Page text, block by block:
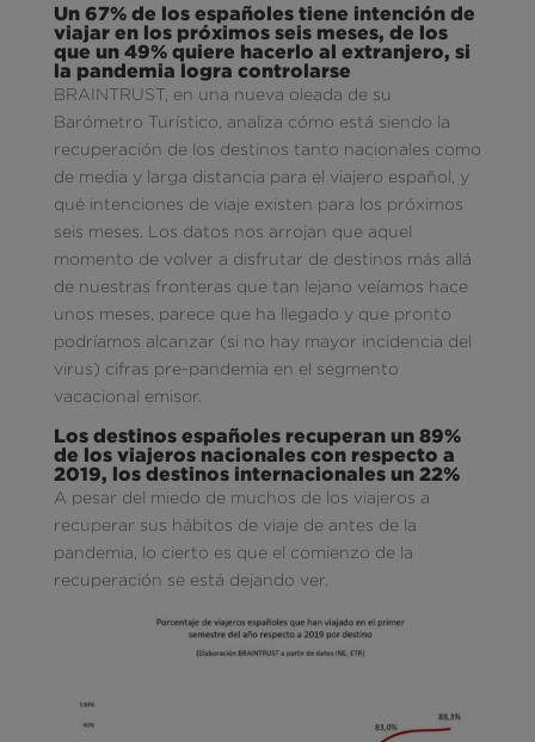
Un 67% de los españoles tiene intención de
viajar en los próximos seis meses, de los
que un 49% quiere hacerlo al extranjero, si
la pandemia logra controlarse
BRAINTRUST, en una nueva oleada de su
Barómetro Turístico, analiza cómo está siendo la
recuperación de los destinos tanto nacionales como
de media y larga distancia para el viajero español, y
qué intenciones de viaje existen para los próximos
seis meses. Los datos nos arrojan que aquel
momento de volver a disfrutar de destinos más allá
de nuestras fronteras que tan lejano veíamos hace
unos meses, parece que ha llegado y que pronto
podríamos alcanzar (si no hay mayor incidencia del
virus) cifras pre-pandemia en el segmento
vacacional emisor.
Los destinos españoles recuperan un 89%
de los viajeros nacionales con respecto a
2019, los destinos internacionales un 22%
A pesar del miedo de muchos de los viajeros a
recuperar sus hábitos de viaje de antes de la
pandemia, lo cierto es que el comienzo de la
recuperación se está dejando ver.